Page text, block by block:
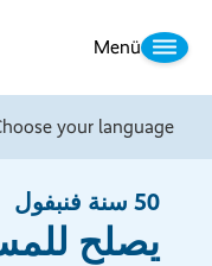
Menü
your language *
50 سنة فنبفول
يصلح